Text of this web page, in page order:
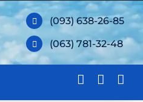
(093) 638-26-85
(063) 781-32-48